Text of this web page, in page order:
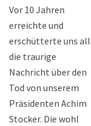
Vor 10 Jahren
erreichte und
erschütterte uns
die traurige
Nachricht über den
Tod von unserem
Präsidenten Achim
Stocker. Die wohl